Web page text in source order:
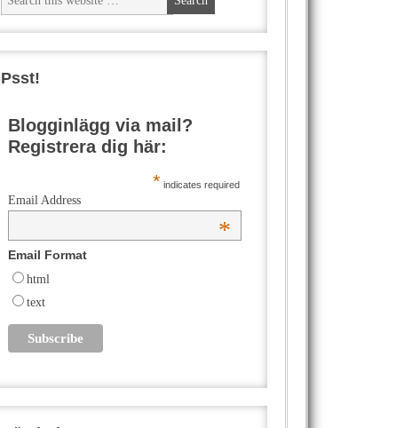
Psst!
Blogginlägg via mail?
Registrera dig här:
* indicates required
Email Address
*
Email Format
html
text